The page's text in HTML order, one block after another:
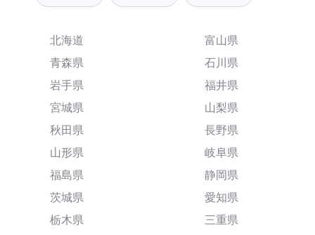
北海道
青森県
岩手県
宮城県
秋田県
山形県
福島県
茨城県
栃木県
富山県
石川県
福井県
山梨県
長野県
岐阜県
静岡県
愛知県
三重県